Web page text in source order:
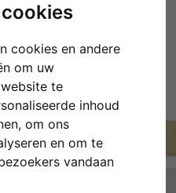
cookies en andere
om uw
te
inhoud
om ons
en om te
vandaan